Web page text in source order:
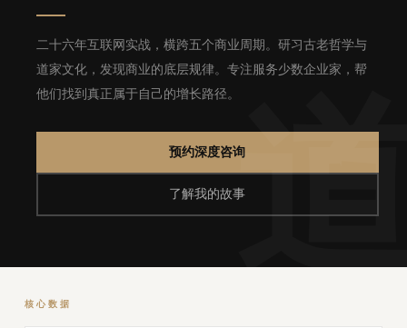
二十六年互联网实战，横跨五个商业周期。研习古老哲学与
道家文化，发现商业的底层规律。专注服务少数企业家，帮
他们找到真正属于自己的增长路径。
预约深度咨询
了解我的故事
核心数据